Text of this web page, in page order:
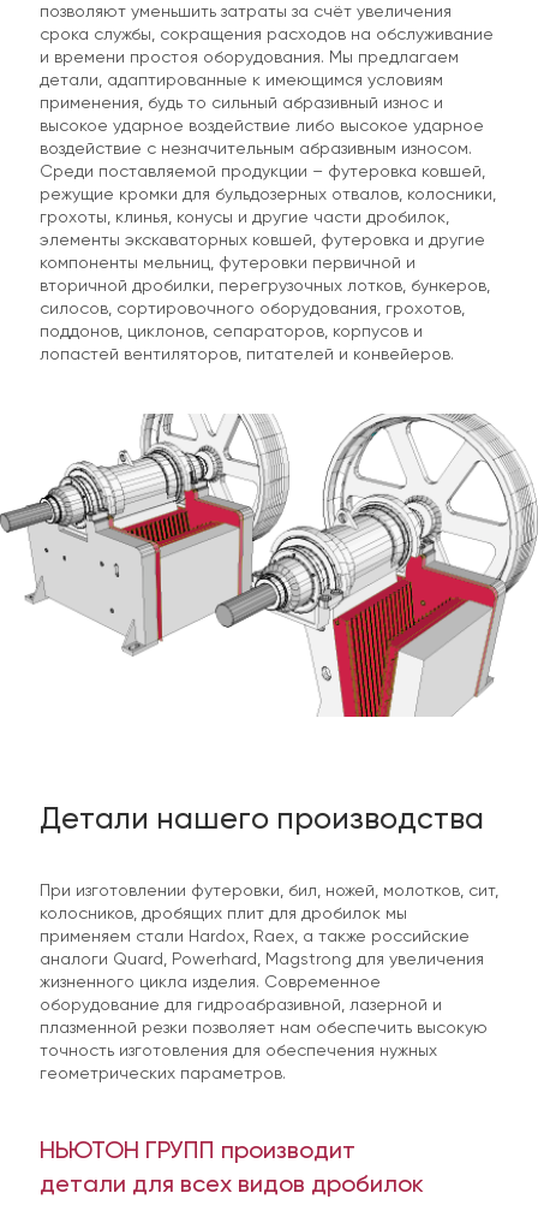
позволяют уменьшить затраты за счёт увеличения
срока службы, сокращения расходов на обслуживание
и времени простоя оборудования. Мы предлагаем
детали, адаптированные к имеющимся условиям
применения, будь то сильный абразивный износ и
высокое ударное воздействие либо высокое ударное
воздействие с незначительным абразивным износом.
Среди поставляемой продукции – футеровка ковшей,
режущие кромки для бульдозерных отвалов, колосники,
грохоты, клинья, конусы и другие части дробилок,
элементы экскаваторных ковшей, футеровка и другие
компоненты мельниц, футеровки первичной и
вторичной дробилки, перегрузочных лотков, бункеров,
силосов, сортировочного оборудования, грохотов,
поддонов, циклонов, сепараторов, корпусов и
лопастей вентиляторов, питателей и конвейеров.
Детали нашего производства
При изготовлении футеровки, бил, ножей, молотков, сит,
колосников, дробящих плит для дробилок мы
применяем стали Hardox, Raex, а также российские
аналоги Quard, Powerhard, Magstrong для увеличения
жизненного цикла изделия. Современное
оборудование для гидроабразивной, лазерной и
плазменной резки позволяет нам обеспечить высокую
точность изготовления для обеспечения нужных
геометрических параметров.
НЬЮТОН ГРУПП производит
детали для всех видов дробилок
Сито грохота
Угловая защита ковша
Другое
По телефону
По E-mail
ОТПРАВИТЬ + прикрепить файл